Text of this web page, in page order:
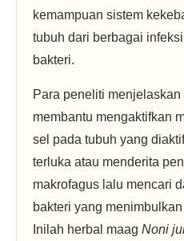
kemampuan sistem
tubuh dari berbagai
bakteri.
Para peneliti
membantu mengaktifkan
sel pada tubuh yang
terluka atau menderita
makrofagus lalu mencari
bakteri yang
Inilah herbal maag Noni